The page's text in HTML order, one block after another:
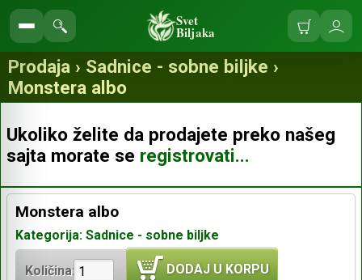
Pretraga
prodavnice
Svet
Biljaka Korpa
se
Prodaja › Sadnice - sobne biljke ›
Monstera albo
Ukoliko želite da prodajete preko našeg
sajta morate se registrovati...
Monstera albo
Kategorija: Sadnice - sobne biljke
Količina: DODAJ U KORPU